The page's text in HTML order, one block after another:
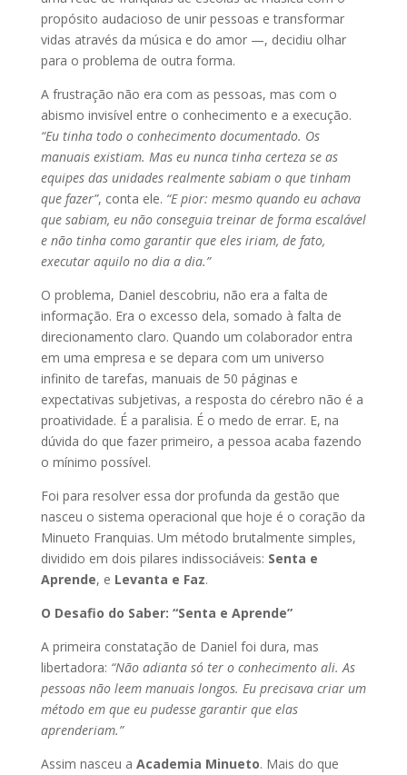
propósito audacioso de unir pessoas e transformar
vidas através da música e do amor —, decidiu olhar
para o problema de outra forma.
A frustração não era com as pessoas, mas com o
abismo invisível entre o conhecimento e a execução.
“Eu tinha todo o conhecimento documentado. Os
manuais existiam. Mas eu nunca tinha certeza se as
equipes das unidades realmente sabiam o que tinham
que fazer”, conta ele. “E pior: mesmo quando eu achava
que sabiam, eu não conseguia treinar de forma escalável
e não tinha como garantir que eles iriam, de fato,
executar aquilo no dia a dia.”
O problema, Daniel descobriu, não era a falta de
informação. Era o excesso dela, somado à falta de
direcionamento claro. Quando um colaborador entra
em uma empresa e se depara com um universo
infinito de tarefas, manuais de 50 páginas e
expectativas subjetivas, a resposta do cérebro não é a
proatividade. É a paralisia. É o medo de errar. E, na
dúvida do que fazer primeiro, a pessoa acaba fazendo
o mínimo possível.
Foi para resolver essa dor profunda da gestão que
nasceu o sistema operacional que hoje é o coração da
Minueto Franquias. Um método brutalmente simples,
dividido em dois pilares indissociáveis: Senta e
Aprende, e Levanta e Faz.
O Desafio do Saber: “Senta e Aprende”
A primeira constatação de Daniel foi dura, mas
libertadora: “Não adianta só ter o conhecimento ali. As
pessoas não leem manuais longos. Eu precisava criar um
método em que eu pudesse garantir que elas
aprenderiam.”
Assim nasceu a Academia Minueto. Mais do que